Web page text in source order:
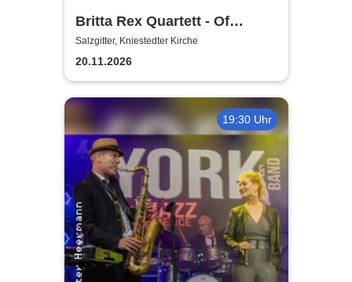
Britta Rex Quartett - Of
Witches, Queens & Heroines
Salzgitter, Kniestedter Kirche
20.11.2026
19:30 Uhr